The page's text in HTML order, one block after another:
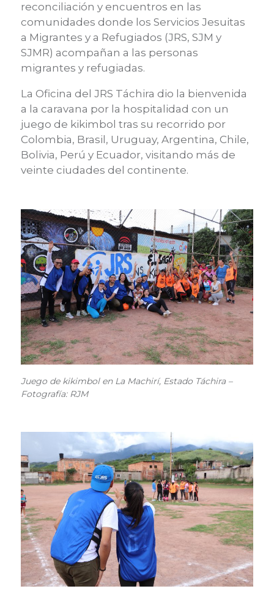
reconciliación y encuentros en las
comunidades donde los Servicios Jesuitas
a Migrantes y a Refugiados (JRS, SJM y
SJMR) acompañan a las personas
migrantes y refugiadas.
La Oficina del JRS Táchira dio la bienvenida
a la caravana por la hospitalidad con un
juego de kikimbol tras su recorrido por
Colombia, Brasil, Uruguay, Argentina, Chile,
Bolivia, Perú y Ecuador, visitando más de
veinte ciudades del continente.
Juego de kikimbol en La Machirí, Estado Táchira –
Fotografía: RJM